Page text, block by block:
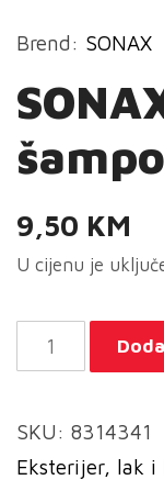
Brend: SONAX
9,50 KM
U cijenu je
SONAX
Auto
koncentrat
količina
SKU: 8314341
Eksterijer, lak i